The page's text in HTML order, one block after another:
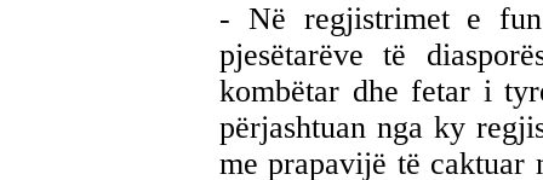
- Në regjistrimet e
pjesëtarëve të
kombëtar dhe fetar i
përjashtuan nga ky
me prapavijë të caktuar